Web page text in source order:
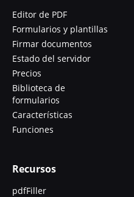
Editor de PDF
Formularios y plantillas
Firmar documentos
Estado del servidor
Precios
Biblioteca de
formularios
Características
Funciones
Recursos
pdfFiller